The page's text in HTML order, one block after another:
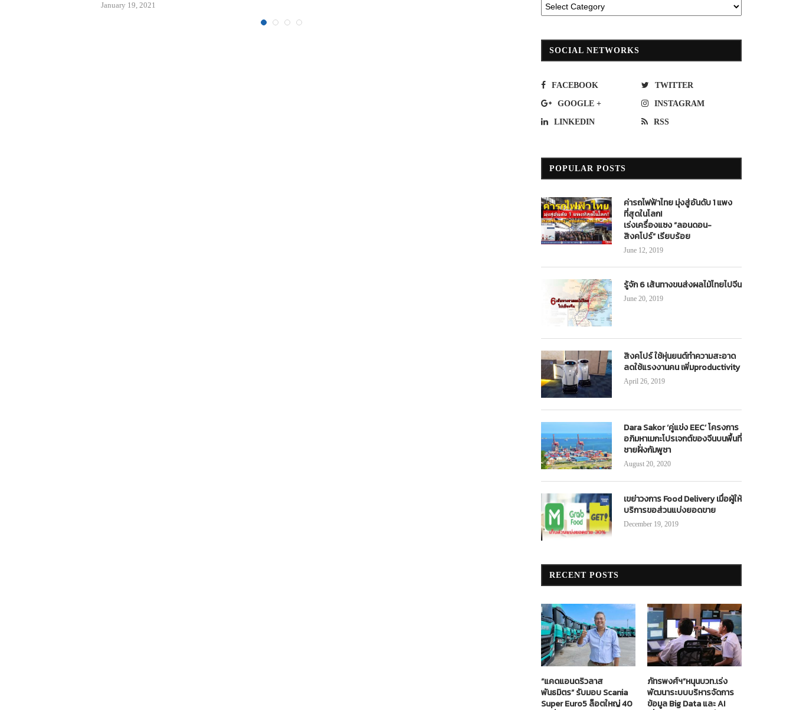
January 19, 2021
SOCIAL NETWORKS
FACEBOOK TWITTER
GOOGLE + INSTAGRAM
LINKEDIN RSS
POPULAR POSTS
ค่ารถไฟฟ้าไทย มุ่งสู่อันดับ 1 แพง
ที่สุดในโลก!
เร่งเครื่องแซง “ลอนดอน-
สิงคโปร์” เรียบร้อย
June 12, 2019
รู้จัก 6 เส้นทางขนส่งผลไม้ไทยไปจีน
June 20, 2019
สิงคโปร์ ใช้หุ่นยนต์ทำความสะอาด
ลดใช้แรงงานคน เพิ่มproductivity
April 26, 2019
Dara Sakor ‘คู่แข่ง EEC’ โครงการ
อภิมหาเมกะโปรเจกต์ของจีนบนพื้นที่
ชายฝั่งกัมพูชา
August 20, 2020
เขย่าวงการ Food Delivery เมื่อผู้ให้
บริการขอส่วนแบ่งยอดขาย
December 19, 2019
RECENT POSTS
“แคดแอนดริวลาส
พันธมิตร” รับมอบ Scania
Super Euro5 ล็อตใหญ่ 40
ภัทรพงศ์ฯ”หนุนบวท.เร่ง
พัฒนาระบบบริหารจัดการ
ข้อมูล Big Data และ AI